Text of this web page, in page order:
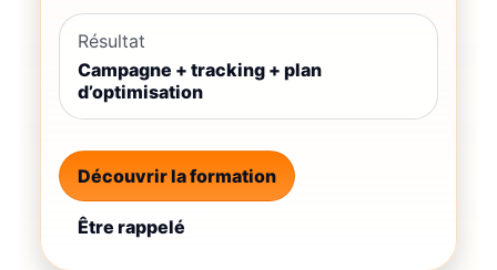
Résultat
Campagne + tracking + plan
d’optimisation
Découvrir la formation
Être rappelé